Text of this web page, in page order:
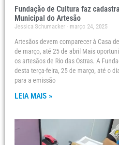
Fundação de Cultura faz
Municipal do Artesão
Jessica Schumacker março 24, 2025
Artesãos devem comparecer à Casa
de março, até 25 de abril Mais
os artesãos de Rio das Ostras. A
desta terça-feira, 25 de março, até o
para a emissão
LEIA MAIS »